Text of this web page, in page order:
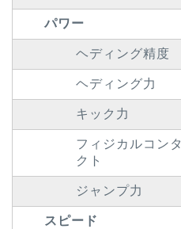
パワー
ヘディング精度
ヘディング力
キック力
フィジカルコンタ
クト
ジャンプ力
スピード